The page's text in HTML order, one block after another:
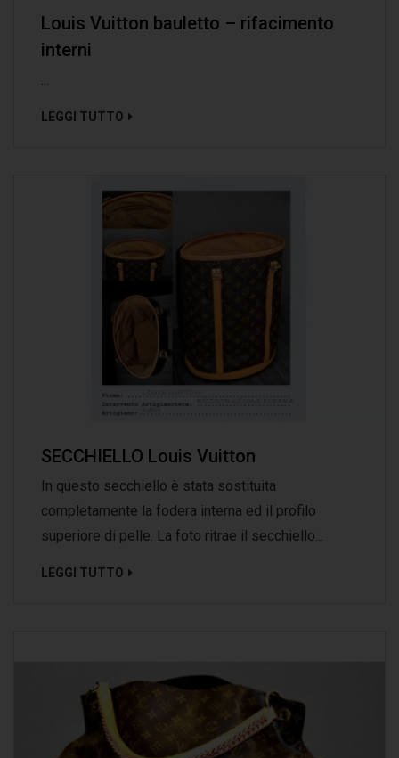
Louis Vuitton bauletto – rifacimento
interni
...
LEGGI TUTTO
SECCHIELLO Louis Vuitton
In questo secchiello è stata sostituita
completamente la fodera interna ed il profilo
superiore di pelle. La foto ritrae il secchiello...
LEGGI TUTTO